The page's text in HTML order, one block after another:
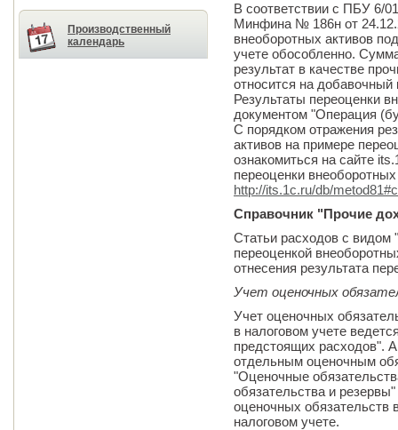
Производственный
календарь
В соответствии с ПБУ 6/
Минфина № 186н от
внеоборотных активов
учете обособленно.
результат в качестве
относится на добавочный
Результаты переоценки
документом "Операция
С порядком отражения
активов на примере
ознакомиться на сайте
переоценки
http://its.1c.ru/db/
Справочник "Прочие
Статьи расходов с
переоценкой
отнесения результата
Учет оценочных
Учет оценочных
в налоговом учете
предстоящих расходов".
отдельным оценочным
"Оценочные
обязательства и
оценочных обязательств
налоговом учете.